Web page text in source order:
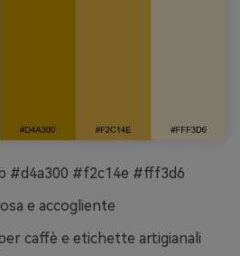
#d4a300 #f2c14e #fff3d6
e accogliente
caffè e etichette artigianali